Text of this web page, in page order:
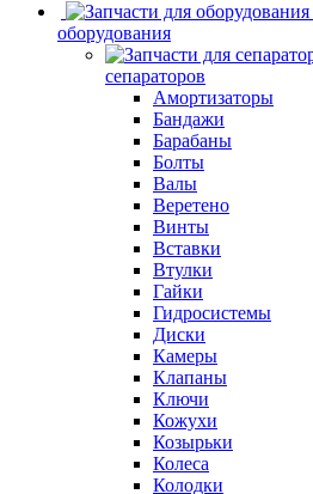
оборудования
сепараторов
Амортизаторы
Бандажи
Барабаны
Болты
Валы
Веретено
Винты
Вставки
Втулки
Гайки
Гидросистемы
Диски
Камеры
Клапаны
Ключи
Кожухи
Козырьки
Колеса
Колодки